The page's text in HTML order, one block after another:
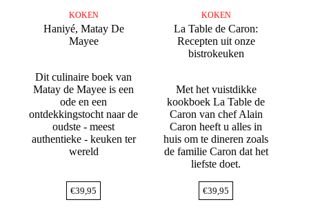
KOKEN
Haniyé, Matay De
Mayee
Dit culinaire boek van
Matay de Mayee is een
ode en een
ontdekkingstocht naar de
oudste - meest
authentieke - keuken ter
wereld
€39,95
KOKEN
La Table de Caron:
Recepten uit onze
bistrokeuken
Met het vuistdikke
kookboek La Table de
Caron van chef Alain
Caron heeft u alles in
huis om te dineren zoals
de familie Caron dat het
liefste doet.
€39,95